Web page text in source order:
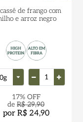
de frango com
e arroz negro
17% OFF
de R$ 29,90
por R$ 24,90